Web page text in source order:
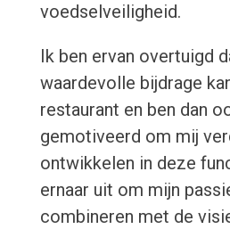
voedselveiligheid.
Ik ben ervan overtuigd
waardevolle bijdrage
restaurant en ben dan
gemotiveerd om mij
ontwikkelen in deze
ernaar uit om mijn
combineren met de